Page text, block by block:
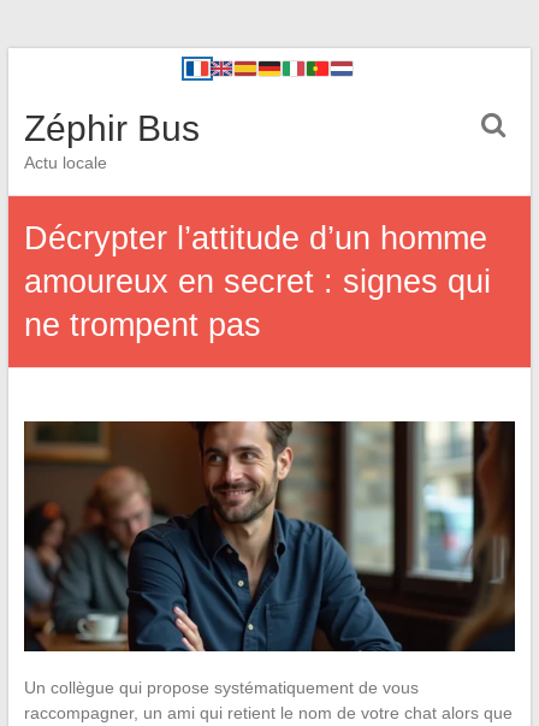
Zéphir Bus
Actu locale
Décrypter l’attitude d’un homme
amoureux en secret : signes qui
ne trompent pas
Un collègue qui propose systématiquement de vous
raccompagner, un ami qui retient le nom de votre chat alors que